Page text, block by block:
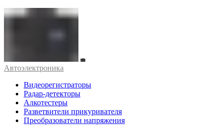
Автоэлектроника
Видеорегистраторы
Радар-детекторы
Алкотестеры
Разветвители прикуривателя
Преобразователи напряжения